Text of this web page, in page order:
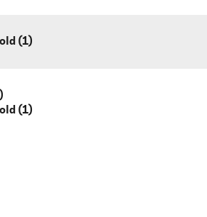
(1)
(1)